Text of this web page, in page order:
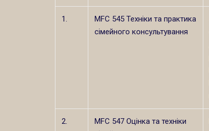
1.
MFC 545 Техніки та практика
сімейного консультування
2.
MFC 547 Оцінка та техніки